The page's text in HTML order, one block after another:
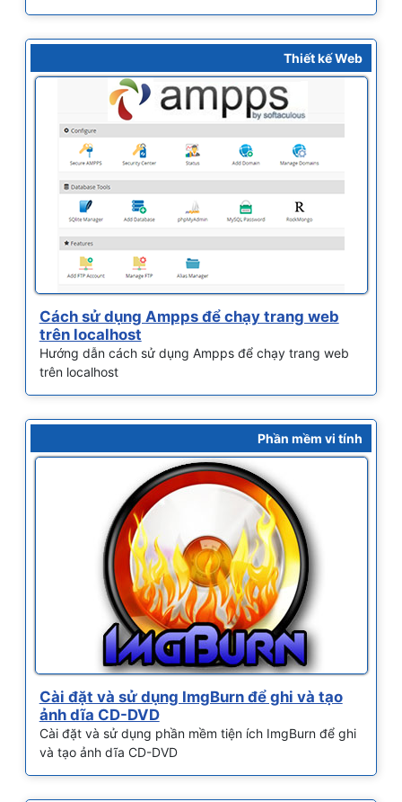
Thiết kế Web
Cách sử dụng Ampps để chạy trang web
trên localhost
Hướng dẫn cách sử dụng Ampps để chạy trang web
trên localhost
Phần mềm vi tính
Cài đặt và sử dụng ImgBurn để ghi và tạo
ảnh dĩa CD-DVD
Cài đặt và sử dụng phần mềm tiện ích ImgBurn để ghi
và tạo ảnh dĩa CD-DVD